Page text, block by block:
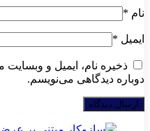
نام *
ایمیل *
ذخیره نام، ایمیل و
دوباره دیدگاهی می‌نویسم.